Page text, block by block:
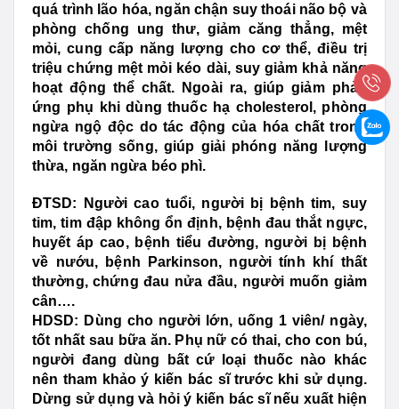
quá trình lão hóa, ngăn chận suy thoái não bộ và
phòng chống ung thư, giảm căng thẳng, mệt
mỏi, cung cấp năng lượng cho cơ thể, điều trị
triệu chứng mệt mỏi kéo dài, suy giảm khả năng
hoạt động thể chất. Ngoài ra, giúp giảm phản
ứng phụ khi dùng thuốc hạ cholesterol, phòng
ngừa ngộ độc do tác động của hóa chất trong
môi trường sống, giúp giải phóng năng lượng
thừa, ngăn ngừa béo phì.
ĐTSD: Người cao tuổi, người bị bệnh tim, suy
tim, tim đập không ổn định, bệnh đau thắt ngực,
huyết áp cao, bệnh tiểu đường, người bị bệnh
về nướu, bệnh Parkinson, người tính khí thất
thường, chứng đau nửa đầu, người muốn giảm
cân….
HDSD: Dùng cho người lớn, uống 1 viên/ ngày,
tốt nhất sau bữa ăn. Phụ nữ có thai, cho con bú,
người đang dùng bất cứ loại thuốc nào khác
nên tham khảo ý kiến bác sĩ trước khi sử dụng.
Dừng sử dụng và hỏi ý kiến bác sĩ nếu xuất hiện